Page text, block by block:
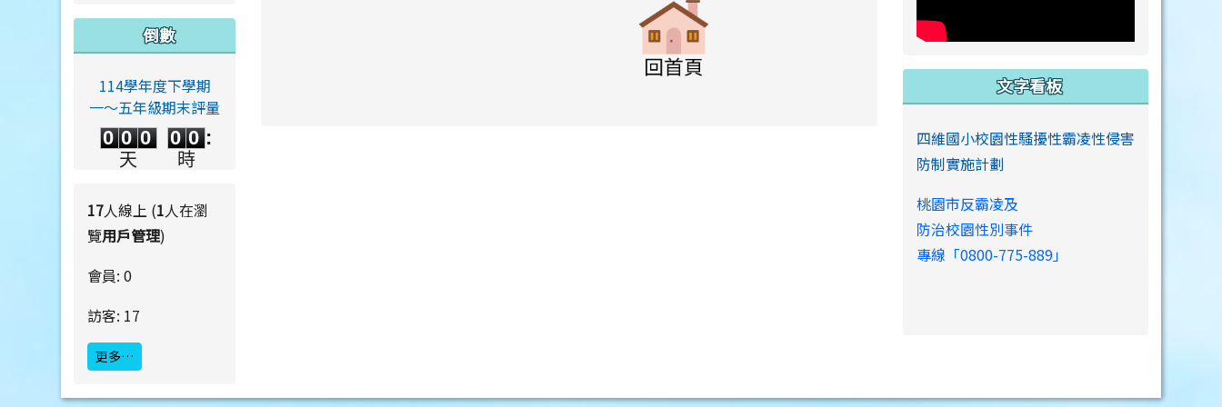
倒數
114學年度下學期
一～五年級期末評量
0
0
0
0
0
0
天
0
0
0
0
時
:
0 0
分
0
秒
17人線上 (1人在瀏
覽用戶管理)
會員: 0
訪客: 17
更多…
文字看板
四維國小校園性騷擾性霸凌性侵害
防制實施計劃
桃園市反霸凌及
防治校園性別事件
專線「0800-775-889」